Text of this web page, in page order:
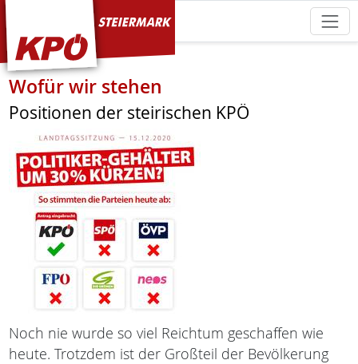
KPÖ Steiermark
Wofür wir stehen
Positionen der steirischen KPÖ
Noch nie wurde so viel Reichtum geschaffen wie
heute. Trotzdem ist der Großteil der Bevölkerung